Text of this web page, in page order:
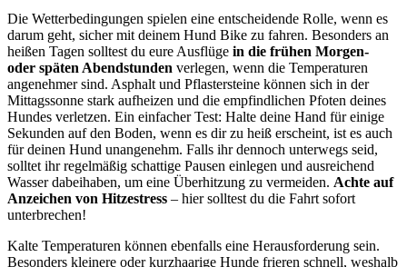
Die Wetterbedingungen spielen eine entscheidende Rolle, wenn es
darum geht, sicher mit deinem Hund Bike zu fahren. Besonders an
heißen Tagen solltest du eure Ausflüge in die frühen Morgen-
oder späten Abendstunden verlegen, wenn die Temperaturen
angenehmer sind. Asphalt und Pflastersteine können sich in der
Mittagssonne stark aufheizen und die empfindlichen Pfoten deines
Hundes verletzen. Ein einfacher Test: Halte deine Hand für einige
Sekunden auf den Boden, wenn es dir zu heiß erscheint, ist es auch
für deinen Hund unangenehm. Falls ihr dennoch unterwegs seid,
solltet ihr regelmäßig schattige Pausen einlegen und ausreichend
Wasser dabeihaben, um eine Überhitzung zu vermeiden. Achte auf
Anzeichen von Hitzestress – hier solltest du die Fahrt sofort
unterbrechen!
Kalte Temperaturen können ebenfalls eine Herausforderung sein.
Besonders kleinere oder kurzhaarige Hunde frieren schnell, weshalb